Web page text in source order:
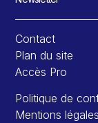
Contact
Plan du site
Accès Pro
Politique de
Mentions légales